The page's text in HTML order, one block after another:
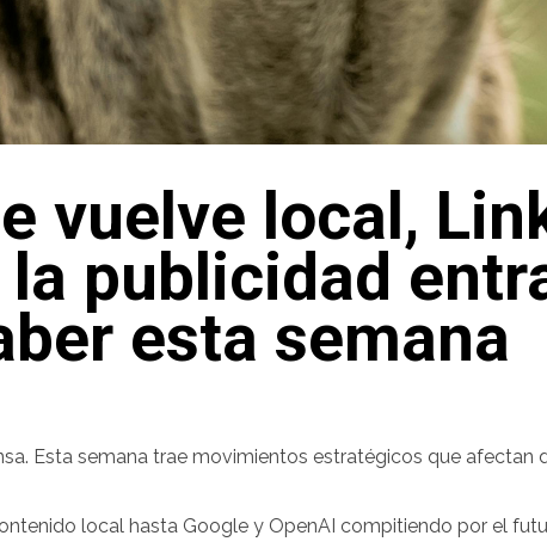
vuelve local,
la publicidad
esta semana
Esta semana trae movimientos estratégicos que
local hasta Google y OpenAI compitiendo por el